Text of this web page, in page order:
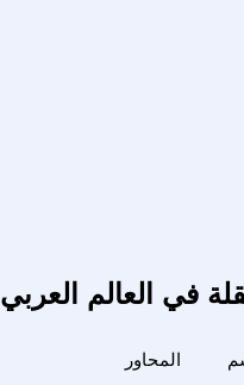
في العالم العربي